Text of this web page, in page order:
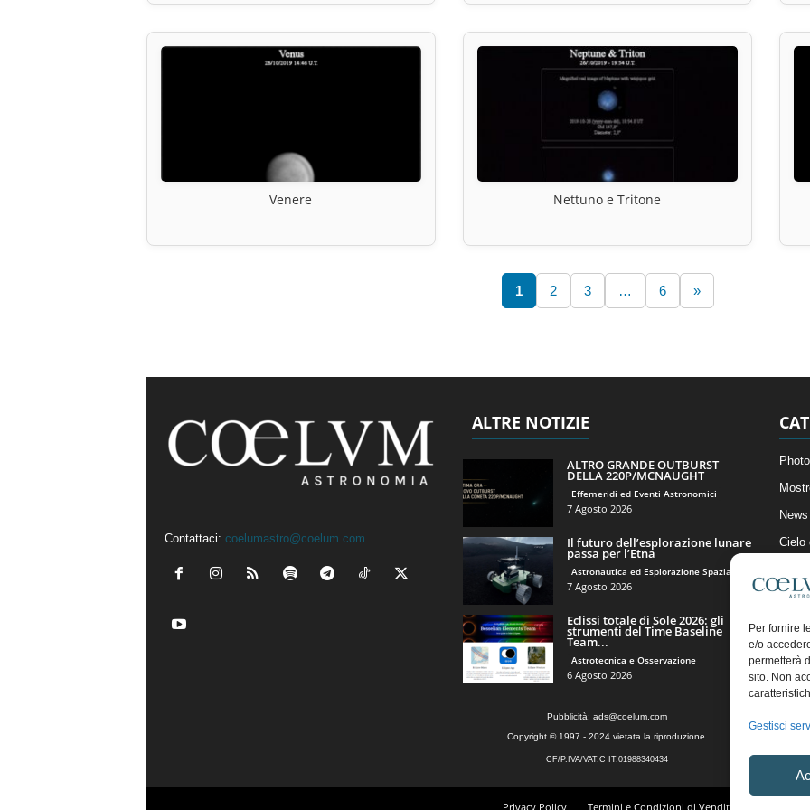
Per fornire
e/o
permetterà
sito. Non
Gestisci
Venere Nettuno e Tritone
1 2 3 … 6 »
Contattaci: coelumastro@coelum.com
ALTRE NOTIZIE
ALTRO GRANDE OUTBURST
DELLA 220P/MCNAUGHT
Effemeridi ed Eventi Astronomici
7 Agosto 2026
Il futuro dell’esplorazione lunare
passa per l’Etna
Astronautica ed Esplorazione Spaziale
7 Agosto 2026
Eclissi totale di Sole 2026: gli
strumenti del Time Baseline
Team...
Astrotecnica e Osservazione
6 Agosto 2026
Cielo
Il
Pubblicità: ads@coelum.com
Copyright © 1997 - 2024 vietata la riproduzione.
CF/P.IVA/VAT.C IT.01988340434
Privacy Policy Termini e Condizioni di Vendita